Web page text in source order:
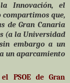
Innovación, el
compartimos que,
de Gran Canaria
(a la Universidad
embargo a un
un aparcamiento
PSOE de Gran